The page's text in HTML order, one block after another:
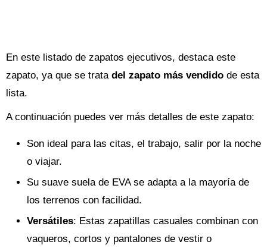
En este listado de zapatos ejecutivos, destaca este
zapato, ya que se trata del zapato más vendido de esta
lista.
A continuación puedes ver más detalles de este zapato:
Son ideal para las citas, el trabajo, salir por la noche
o viajar.
Su suave suela de EVA se adapta a la mayoría de
los terrenos con facilidad.
Versátiles: Estas zapatillas casuales combinan con
vaqueros, cortos y pantalones de vestir o